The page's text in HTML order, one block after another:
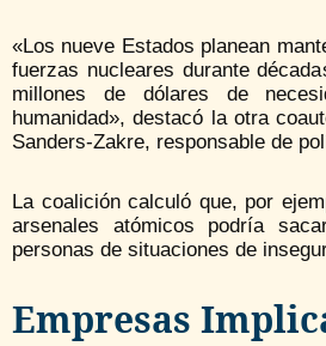
«Los nueve Estados planean
fuerzas nucleares durante
millones de dólares de
humanidad», destacó la otra
Sanders-Zakre, responsable de
La coalición calculó que, por
arsenales atómicos podría
personas de situaciones de
Empresas